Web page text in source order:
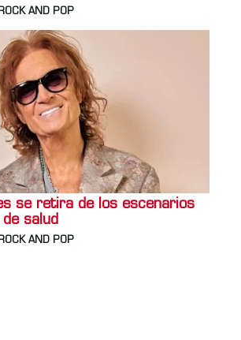
ROCK AND POP
se retira de los escenarios
salud
ROCK AND POP